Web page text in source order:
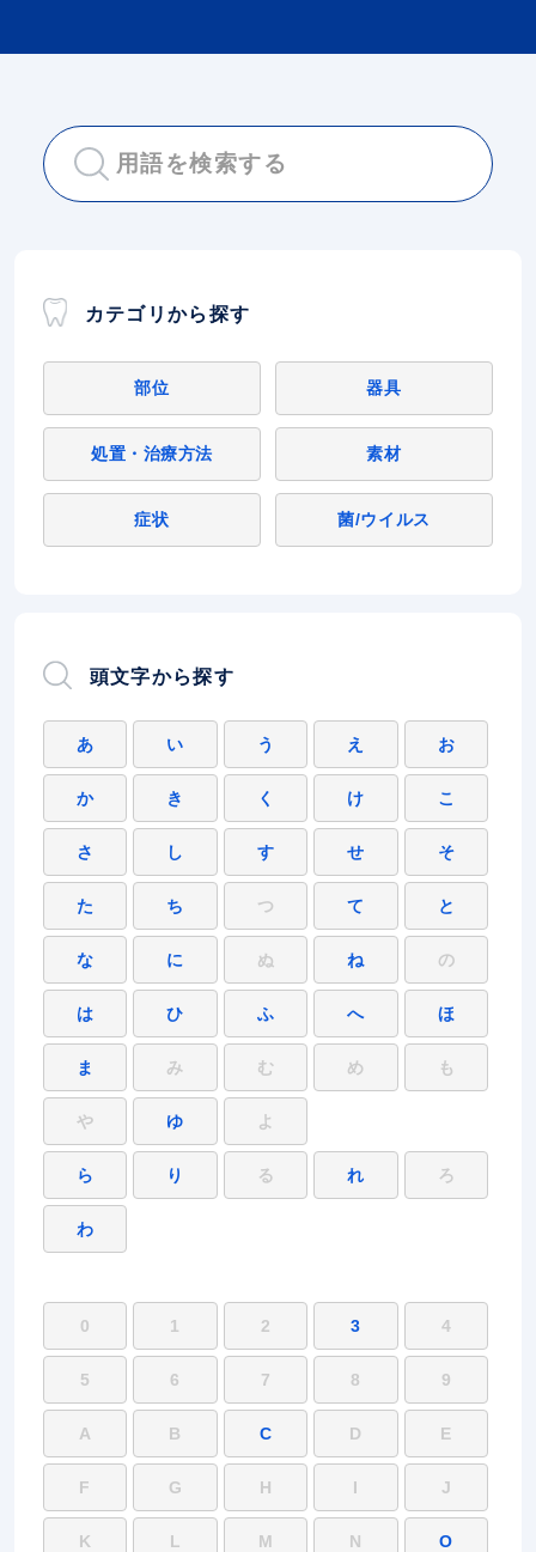
カテゴリから探す
部位 器具
処置・治療方法 素材
症状 菌/ウイルス
頭文字から探す
あ い う え お
か き く け こ
さ し す せ そ
た ち つ て と
な に ぬ ね の
は ひ ふ へ ほ
ま み む め も
や ゆ よ
ら り る れ ろ
わ
0 1 2 3 4
5 6 7 8 9
A B C D E
F G H I J
K L M N O